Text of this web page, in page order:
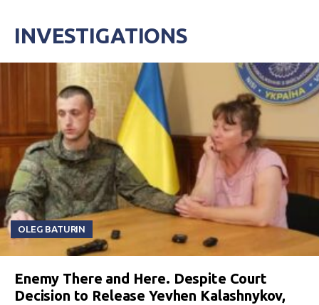
INVESTIGATIONS
OLEG BATURIN
Enemy There and Here. Despite Court
Decision to Release Yevhen Kalashnykov,